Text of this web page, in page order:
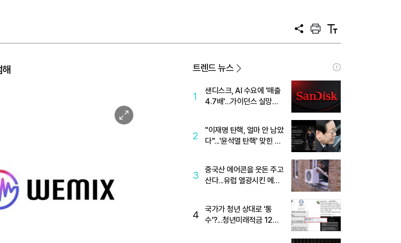
공
프
트
텍
트
이
미
트렌드 뉴스
1
샌디스크, AI 수요에 '매출
4.7배'…가이던스 실망에
2
"이재명 탄핵, 얼마 안 남았
다"...'윤석열 탄핵' 맞힌 무
3
중국산 에어콘을 웃돈 주고
산다...유럽 열광시킨 메이
4
국가가 청년 상대로 '통
수'?...청년미래적금 12%